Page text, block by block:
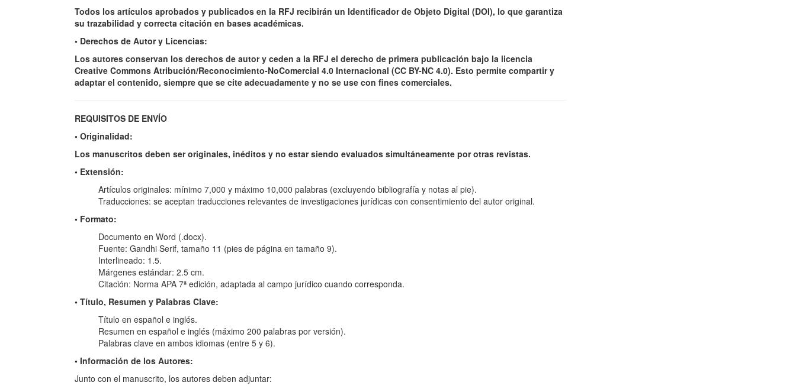
Todos los artículos aprobados y publicados en la RFJ recibirán un Identificador de Objeto Digital (DOI), lo que garantiza
su trazabilidad y correcta citación en bases académicas.
• Derechos de Autor y Licencias:
Los autores conservan los derechos de autor y ceden a la RFJ el derecho de primera publicación bajo la licencia
Creative Commons Atribución/Reconocimiento-NoComercial 4.0 Internacional (CC BY-NC 4.0). Esto permite compartir y
adaptar el contenido, siempre que se cite adecuadamente y no se use con fines comerciales.
REQUISITOS DE ENVÍO
• Originalidad:
Los manuscritos deben ser originales, inéditos y no estar siendo evaluados simultáneamente por otras revistas.
• Extensión:
Artículos originales: mínimo 7,000 y máximo 10,000 palabras (excluyendo bibliografía y notas al pie).
Traducciones: se aceptan traducciones relevantes de investigaciones jurídicas con consentimiento del autor original.
• Formato:
Documento en Word (.docx).
Fuente: Gandhi Serif, tamaño 11 (pies de página en tamaño 9).
Interlineado: 1.5.
Márgenes estándar: 2.5 cm.
Citación: Norma APA 7ª edición, adaptada al campo jurídico cuando corresponda.
• Título, Resumen y Palabras Clave:
Título en español e inglés.
Resumen en español e inglés (máximo 200 palabras por versión).
Palabras clave en ambos idiomas (entre 5 y 6).
• Información de los Autores:
Junto con el manuscrito, los autores deben adjuntar: